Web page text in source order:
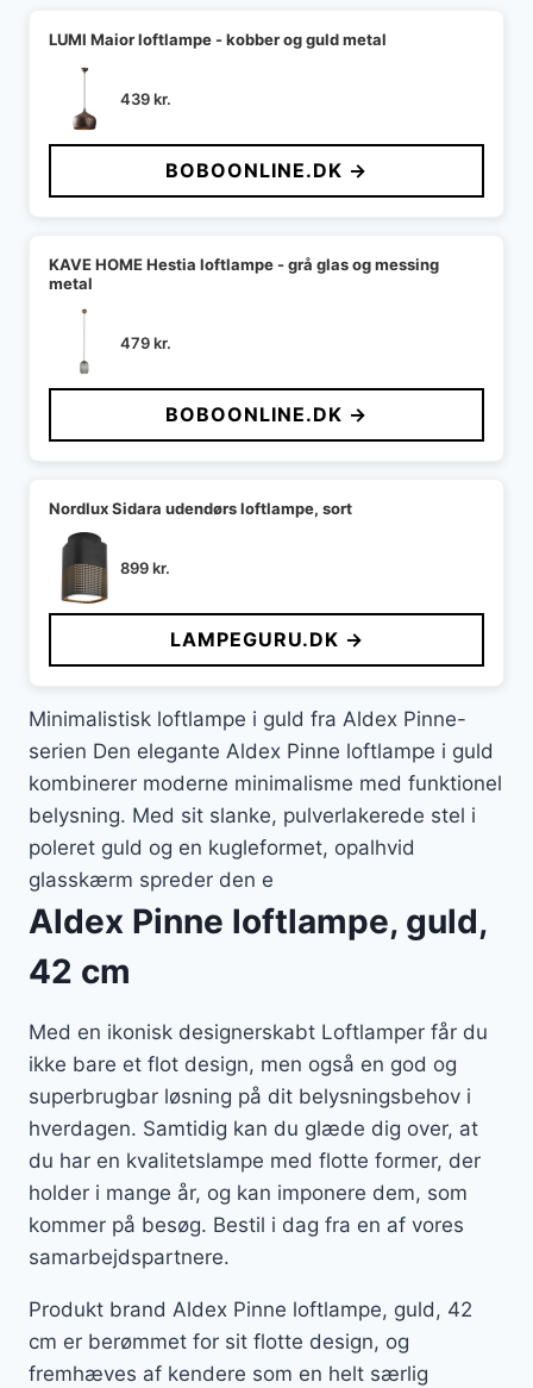
LUMI Maior loftlampe - kobber og guld metal
439kr.
BOBOONLINE.DK →
KAVE HOME Hestia loftlampe - grå glas og messing
metal
479kr.
BOBOONLINE.DK →
Nordlux Sidara udendørs loftlampe, sort
899kr.
LAMPEGURU.DK →
Minimalistisk loftlampe i guld fra Aldex Pinne-
serien Den elegante Aldex Pinne loftlampe i guld
kombinerer moderne minimalisme med funktionel
belysning. Med sit slanke, pulverlakerede stel i
poleret guld og en kugleformet, opalhvid
glasskærm spreder den e
Aldex Pinne loftlampe, guld,
42 cm
Med en ikonisk designerskabt Loftlamper får du
ikke bare et flot design, men også en god og
superbrugbar løsning på dit belysningsbehov i
hverdagen. Samtidig kan du glæde dig over, at
du har en kvalitetslampe med flotte former, der
holder i mange år, og kan imponere dem, som
kommer på besøg. Bestil i dag fra en af vores
samarbejdspartnere.
Produkt brand Aldex Pinne loftlampe, guld, 42
cm er berømmet for sit flotte design, og
fremhæves af kendere som en helt særlig